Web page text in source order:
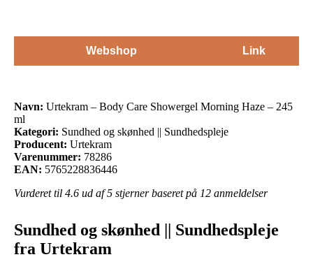
Webshop Link
Navn: Urtekram – Body Care Showergel Morning Haze – 245
ml
Kategori: Sundhed og skønhed || Sundhedspleje
Producent: Urtekram
Varenummer: 78286
EAN: 5765228836446
Vurderet til 4.6 ud af 5 stjerner baseret på 12 anmeldelser
Sundhed og skønhed || Sundhedspleje
fra Urtekram